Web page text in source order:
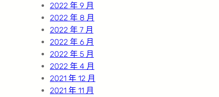
2022 年 9 月
2022 年 8 月
2022 年 7 月
2022 年 6 月
2022 年 5 月
2022 年 4 月
2021 年 12 月
2021 年 11 月